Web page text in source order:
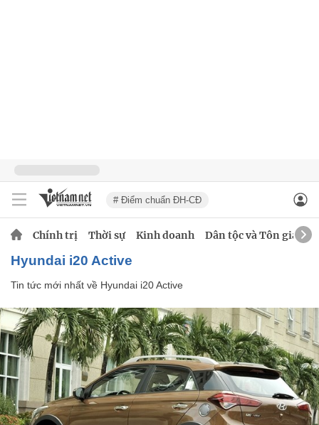
# Điểm chuẩn ĐH-CĐ
Chính trị Thời sự Kinh doanh Dân tộc và Tôn giáo
Hyundai i20 Active
Tin tức mới nhất về Hyundai i20 Active